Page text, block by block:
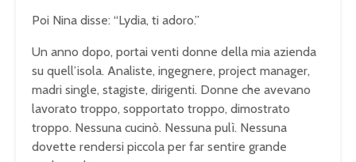
Poi Nina disse: “Lydia, ti adoro.”
Un anno dopo, portai venti donne della mia azienda
su quell’isola. Analiste, ingegnere, project manager,
madri single, stagiste, dirigenti. Donne che avevano
lavorato troppo, sopportato troppo, dimostrato
troppo. Nessuna cucinò. Nessuna pulì. Nessuna
dovette rendersi piccola per far sentire grande